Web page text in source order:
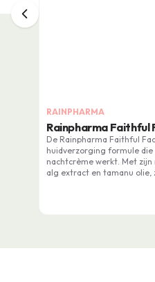
RAINPHARMA
Rainpharma Faithful
De Rainpharma Faithful
huidverzorging formule
nachtcrème werkt. Met
alg extract en tamanu olie,